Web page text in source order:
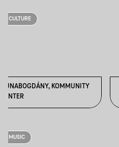
CULTURE
DUNABOGDÁNY, KOMMUNITY
CENTER
MUSIC